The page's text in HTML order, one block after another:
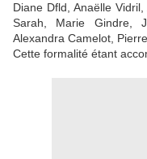
Diane Dfld, Anaëlle
Sarah, Marie Gindre,
Alexandra Camelot,
Cette formalité étant